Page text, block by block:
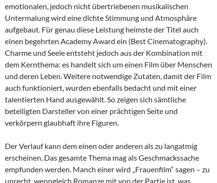
emotionalen, jedoch nicht übertriebenen musikalischen
Untermalung wird eine dichte Stimmung und Atmosphäre
aufgebaut. Für genau diese Leistung heimste der Titel auch
einen begehrten Academy Award ein (Best Cinematography).
Charme und Seele entsteht jedoch aus der Kombination mit
dem Kernthema: es handelt sich um einen Film über Menschen
und deren Leben. Weitere notwendige Zutaten, damit der Film
auch funktioniert, wurden ebenfalls bedacht und mit einer
talentierten Hand ausgewählt. So zeigen sich sämtliche
beteiligten Darsteller von einer prächtigen Seite und
verkörpern glaubhaft ihre Figuren.
Der Verlauf kann dem einen oder anderen als zu langatmig
erscheinen. Das gesamte Thema mag als Geschmackssache
empfunden werden. Manch einer wird „Frauenfilm“ sagen – zu
unrecht, wenngleich Romanze mit von der Partie ist, was